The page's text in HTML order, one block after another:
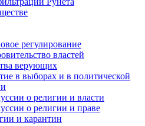
регулирование
властей
верующих
в выборах и в политической
о религии и власти
о религии и праве
и карантин